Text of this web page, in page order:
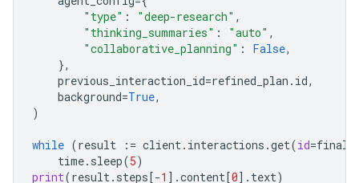
"type" : "deep-research" ,
"thinking_summaries" : "auto" ,
"collaborative_planning" : False,
},
previous_interaction_id=refined_plan . id,
background=True,
)
while (result := client. interactions .get(id=
time. sleep(5)
print(result. steps[-1 ] .content[0] . text)